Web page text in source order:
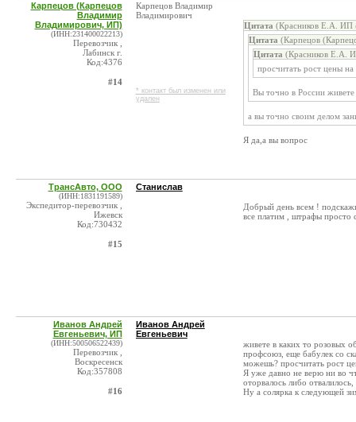
Карпецов (Карпецов
Владимир
Владимирович, ИП)
(ИНН:231400022213)
Перевозчик ,
Лабинск г.
Код:4376
#14
Карпецов Владимир
Владимирович
* контакт был изменен или
удален
Цитата (Красников Е.А. ИП
Цитата (Карпецов
Цитата (Красников Е.А.
просчитать рост цены
Вы точно в России живете
а вы точно своим делом
Я да,а вы вопрос
ТрансАвто, ООО
(ИНН:1831191589)
Экспедитор-перевозчик ,
Ижевск
Код:730432
#15
Станислав
Добрый день всем !
все платим , штрафы просто
Иванов Андрей
Евгеньевич, ИП
(ИНН:500506522439)
Перевозчик ,
Воскресенск
Код:357808
#16
Иванов Андрей
Евгеньевич
живете в каких то розовых
профсоюз, еще бабулек со
можешь? просчитать рост
Я уже давно не верю ни во
оторвалось либо
Ну а солярка к следующей